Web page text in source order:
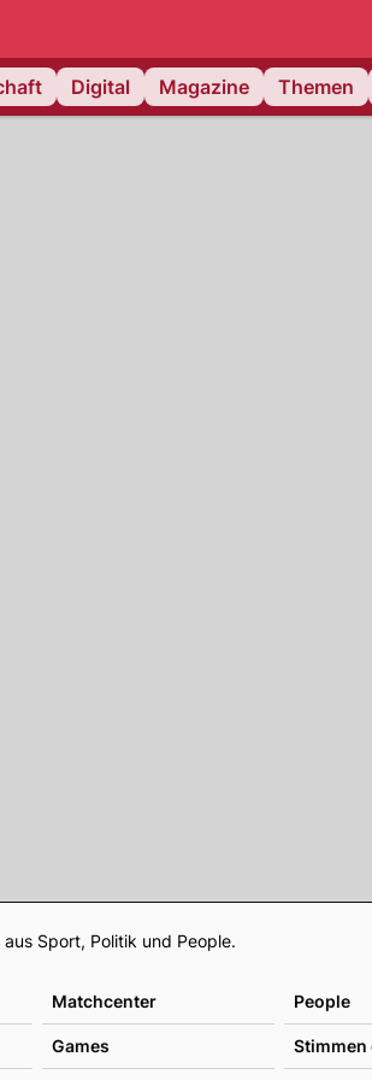
Digital Magazine Themen
Sport, Politik und People.
Matchcenter People
Games Stimmen